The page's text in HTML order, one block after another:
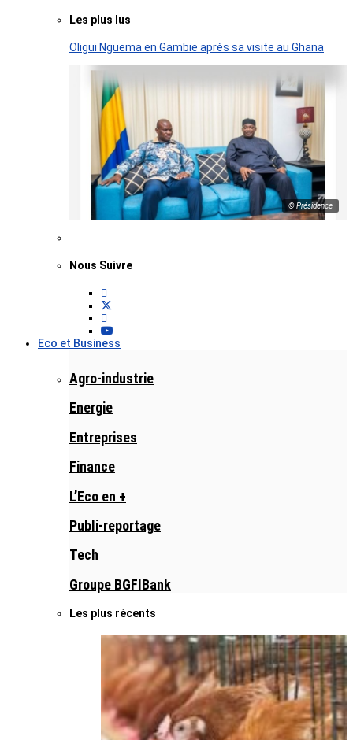
Les plus lus
Oligui Nguema en Gambie après sa visite au Ghana
© Présidence
Nous Suivre
Eco et Business
Agro-industrie
Energie
Entreprises
Finance
L’Eco en +
Publi-reportage
Tech
Groupe BGFIBank
Les plus récents